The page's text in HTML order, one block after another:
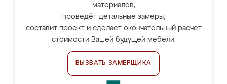
материалов,
проведёт детальные замеры,
составит проект и сделает окончательный расчёт
стоимости Вашей будущей мебели.
ВЫЗВАТЬ ЗАМЕРЩИКА